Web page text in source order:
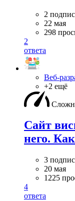
2
22 мая
298
2
ответа
Веб-
+2 ещё
Сайт
него.
3
20 мая
1225
4
ответа